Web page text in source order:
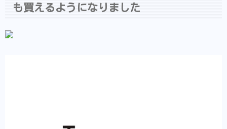
も買えるようになりました